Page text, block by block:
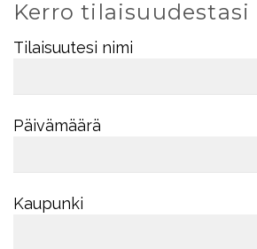
Kerro tilaisuudestasi
Tilaisuutesi nimi
Päivämäärä
Kaupunki